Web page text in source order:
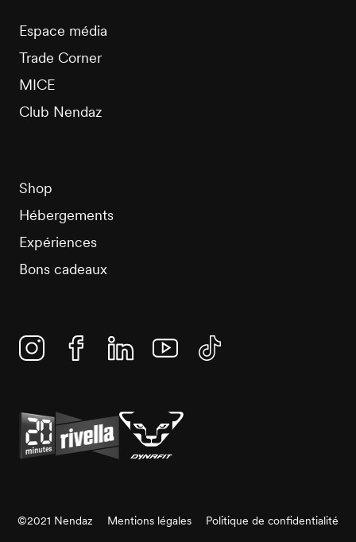
Espace média
Trade Corner
MICE
Club Nendaz
Shop
Hébergements
Expériences
Bons cadeaux
©2021 Nendaz Mentions légales Politique de confidentialité